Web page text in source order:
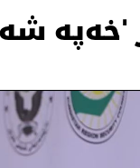
'خەپە